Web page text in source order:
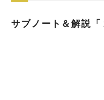
サブノート＆解説「